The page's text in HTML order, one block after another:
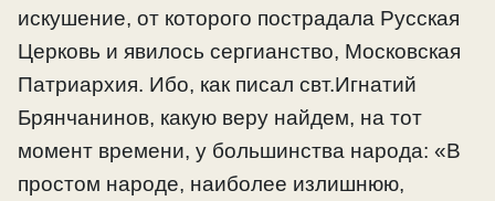
искушение, от которого пострадала Русская
Церковь и явилось сергианство, Московская
Патриархия. Ибо, как писал свт.Игнатий
Брянчанинов, какую веру найдем, на тот
момент времени, у большинства народа: «В
простом народе, наиболее излишнюю,